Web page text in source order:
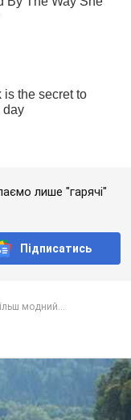
лише "гарячі"
Підписатись
модний...